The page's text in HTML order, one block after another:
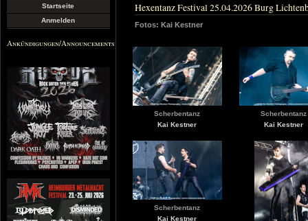
Startseite
Anmelden
Ankündigungen/Announcements
Hexentanz Festival 25.04.2026 Burg
Fotos: Kai Kestner
Scherbentanz
Kai Kestner
Scherbentanz
Kai Kestner
Scherbentanz
Kai Kestner